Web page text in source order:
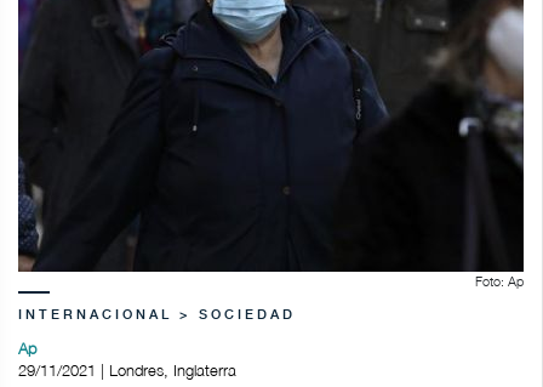
Foto: Ap
INTERNACIONAL > SOCIEDAD
Ap
29/11/2021 | Londres, Inglaterra